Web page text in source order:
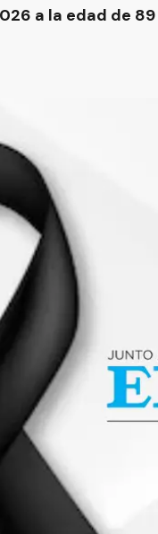
a la edad de